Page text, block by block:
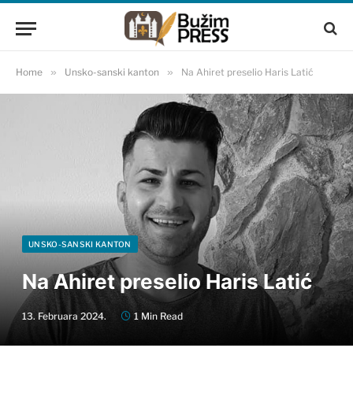
Home » Unsko-sanski kanton » Na Ahiret preselio Haris Latić
UNSKO-SANSKI KANTON
Na Ahiret preselio Haris Latić
13. Februara 2024. 1 Min Read